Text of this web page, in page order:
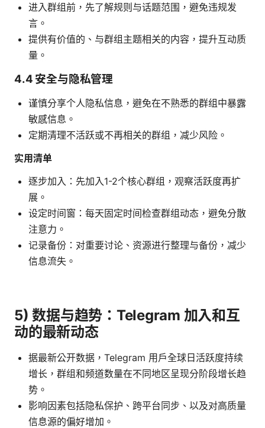
进入群组前，先了解规则与话题范围，避免违规发
言。
提供有价值的、与群组主题相关的内容，提升互动质
量。
4.4 安全与隐私管理
谨慎分享个人隐私信息，避免在不熟悉的群组中暴露
敏感信息。
定期清理不活跃或不再相关的群组，减少风险。
实用清单
逐步加入：先加入1-2个核心群组，观察活跃度再扩
展。
设定时间窗：每天固定时间检查群组动态，避免分散
注意力。
记录备份：对重要讨论、资源进行整理与备份，减少
信息流失。
5) 数据与趋势：Telegram 加入和互
动的最新动态
据最新公开数据，Telegram 用户全球日活跃度持续
增长，群组和频道数量在不同地区呈现分阶段增长趋
势。
影响因素包括隐私保护、跨平台同步、以及对高质量
信息源的偏好增加。